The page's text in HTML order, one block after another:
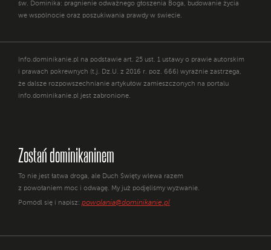
św. Dominika: pragnienie odważnego głoszenia Boga, budowanie życia
we wspólnocie oraz poszukiwania prawdy w świecie.
Info.dominikanie.pl na podstawie art. 25 ust. 1 ustawy o prawie autorskim
i prawach pokrewnych (t.j. Dz.U. z 2016 r. poz. 666) wyraźnie zastrzega,
że dalsze rozpowszechnianie artykułów zamieszczonych na portalu
info.dominikanie.pl jest zabronione.
Zostań dominikaninem
To nie jest łatwa droga, ale Duch Święty wlewa razem
z powołaniem moc i odwagę. My już podjęliśmy wyzwanie.
Pomódl się i napisz: powolania@dominikanie.pl